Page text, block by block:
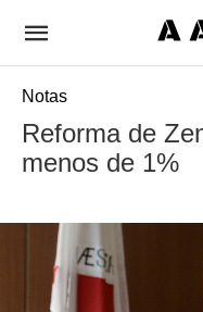
Notas
Reforma de
menos de 1%